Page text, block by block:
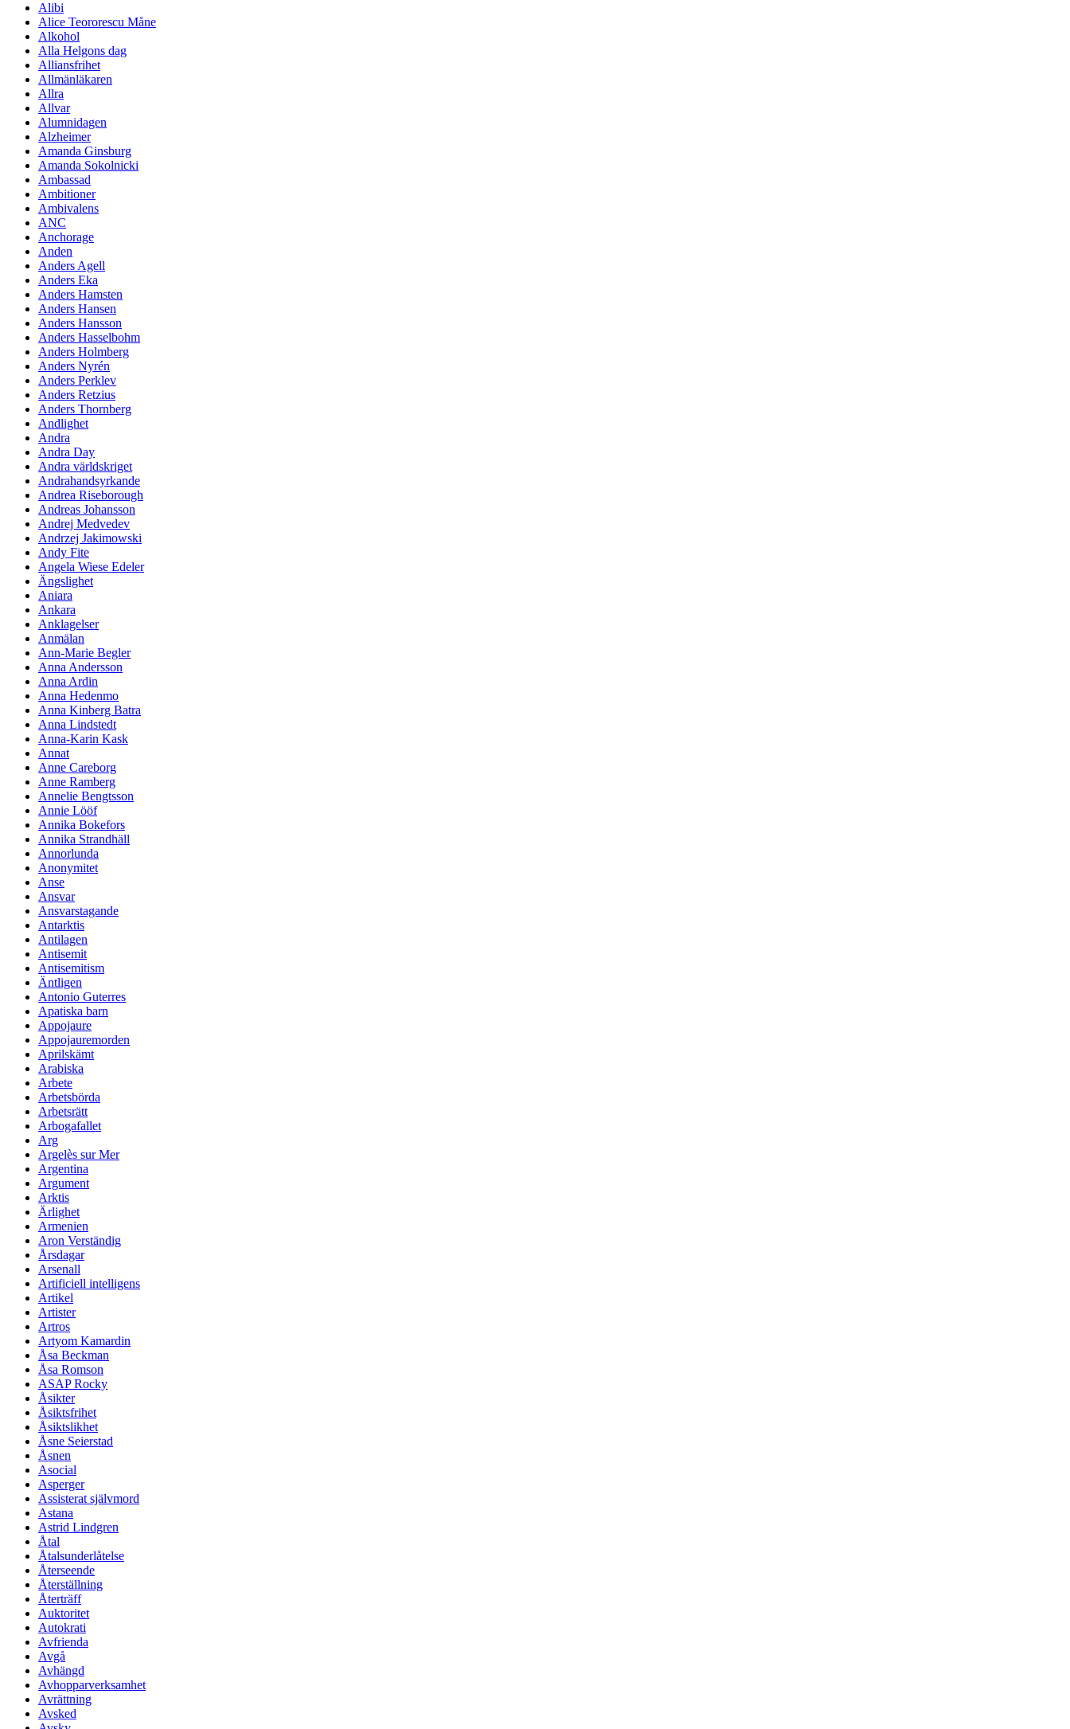
Alibi
Alice Teororescu Måne
Alkohol
Alla Helgons dag
Alliansfrihet
Allmänläkaren
Allra
Allvar
Alumnidagen
Alzheimer
Amanda Ginsburg
Amanda Sokolnicki
Ambassad
Ambitioner
Ambivalens
ANC
Anchorage
Anden
Anders Agell
Anders Eka
Anders Hamsten
Anders Hansen
Anders Hansson
Anders Hasselbohm
Anders Holmberg
Anders Nyrén
Anders Perklev
Anders Retzius
Anders Thornberg
Andlighet
Andra
Andra Day
Andra världskriget
Andrahandsyrkande
Andrea Riseborough
Andreas Johansson
Andrej Medvedev
Andrzej Jakimowski
Andy Fite
Angela Wiese Edeler
Ängslighet
Aniara
Ankara
Anklagelser
Anmälan
Ann-Marie Begler
Anna Andersson
Anna Ardin
Anna Hedenmo
Anna Kinberg Batra
Anna Lindstedt
Anna-Karin Kask
Annat
Anne Careborg
Anne Ramberg
Annelie Bengtsson
Annie Lööf
Annika Bokefors
Annika Strandhäll
Annorlunda
Anonymitet
Anse
Ansvar
Ansvarstagande
Antarktis
Antilagen
Antisemit
Antisemitism
Äntligen
Antonio Guterres
Apatiska barn
Appojaure
Appojauremorden
Aprilskämt
Arabiska
Arbete
Arbetsbörda
Arbetsrätt
Arbogafallet
Arg
Argelès sur Mer
Argentina
Argument
Arktis
Ärlighet
Armenien
Aron Verständig
Årsdagar
Arsenall
Artificiell intelligens
Artikel
Artister
Artros
Artyom Kamardin
Åsa Beckman
Åsa Romson
ASAP Rocky
Åsikter
Åsiktsfrihet
Åsiktslikhet
Åsne Seierstad
Åsnen
Asocial
Asperger
Assisterat självmord
Astana
Astrid Lindgren
Åtal
Åtalsunderlåtelse
Återseende
Återställning
Återträff
Auktoritet
Autokrati
Avfrienda
Avgå
Avhängd
Avhopparverksamhet
Avrättning
Avsked